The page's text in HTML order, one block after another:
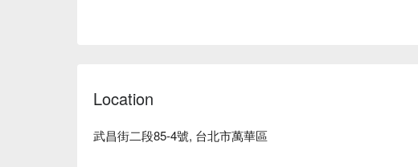
Location
武昌街二段85-4號, 台北市萬華區